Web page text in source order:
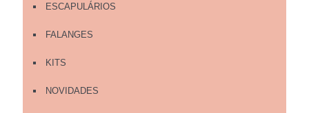
ESCAPULÁRIOS
FALANGES
KITS
NOVIDADES